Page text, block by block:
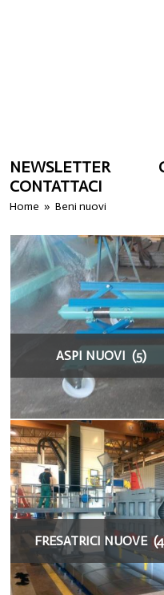
NEWSLETTER
CONTATTACI
Home »Beni nuovi
ASPI NUOVI (5)
FRESATRICI NUOVE